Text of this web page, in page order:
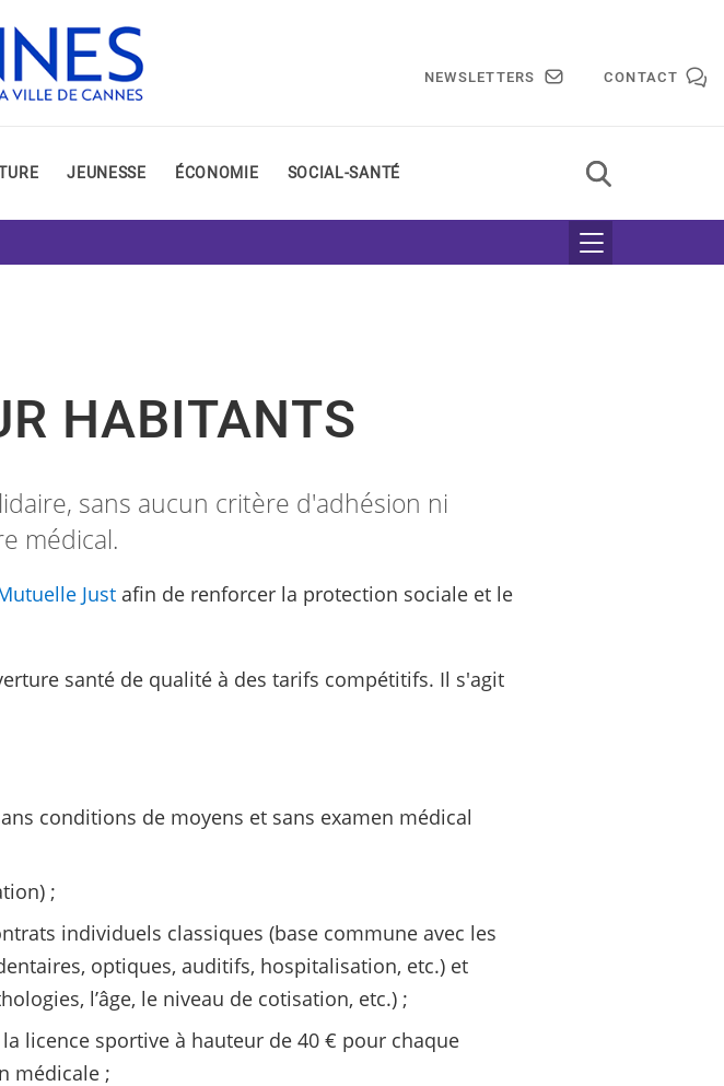
NEWSLETTERS CONTACT
JEUNESSE ÉCONOMIE SOCIAL-SANTÉ
HABITANTS
sans aucun critère d'adhésion ni
médical.
Just afin de renforcer la protection sociale et le
santé de qualité à des tarifs compétitifs. Il s'agit
conditions de moyens et sans examen médical
;
individuels classiques (base commune avec les
optiques, auditifs, hospitalisation, etc.) et
l’âge, le niveau de cotisation, etc.) ;
licence sportive à hauteur de 40 € pour chaque
médicale ;